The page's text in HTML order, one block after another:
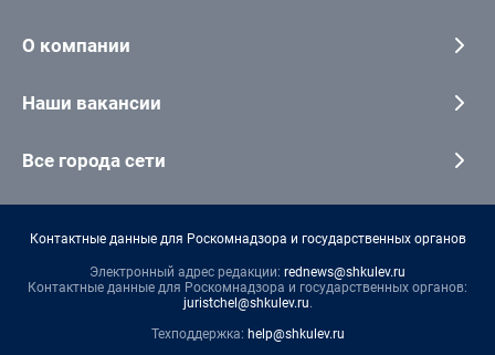
О компании
Наши вакансии
Все города сети
Контактные данные для Роскомнадзора и государственных органов
Электронный адрес редакции: rednews@shkulev.ru
Контактные данные для Роскомнадзора и государственных органов:
juristchel@shkulev.ru.
Техподдержка: help@shkulev.ru